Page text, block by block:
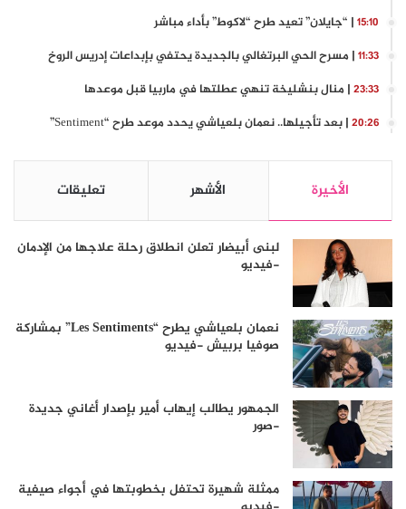
15:10 | “جايلان” تعيد طرح “لاكوط” بأداء مباشر
11:33 | مسرح الحي البرتغالي بالجديدة يحتفي بإبداعات إدريس الروخ
23:33 | منال بنشليخة تنهي عطلتها في ماربيا قبل موعدها
20:26 | بعد تأجيلها.. نعمان بلعياشي يحدد موعد طرح “Sentiment”
الأخيرة الأشهر تعليقات
لبنى أبيضار تعلن انطلاق رحلة علاجها من الإدمان
-فيديو
نعمان بلعياشي يطرح “Les Sentiments” بمشاركة
صوفيا بربيش -فيديو
الجمهور يطالب إيهاب أمير بإصدار أغاني جديدة
-صور
ممثلة شهيرة تحتفل بخطوبتها في أجواء صيفية